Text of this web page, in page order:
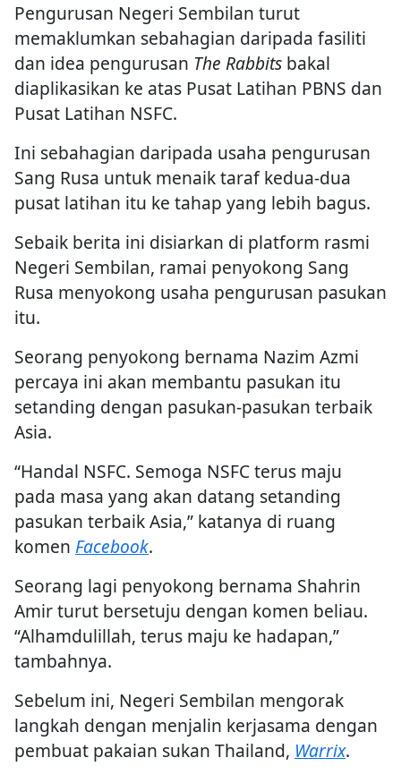
Pengurusan Negeri Sembilan turut
memaklumkan sebahagian daripada fasiliti
dan idea pengurusan The Rabbits bakal
diaplikasikan ke atas Pusat Latihan PBNS dan
Pusat Latihan NSFC.
Ini sebahagian daripada usaha pengurusan
Sang Rusa untuk menaik taraf kedua-dua
pusat latihan itu ke tahap yang lebih bagus.
Sebaik berita ini disiarkan di platform rasmi
Negeri Sembilan, ramai penyokong Sang
Rusa menyokong usaha pengurusan pasukan
itu.
Seorang penyokong bernama Nazim Azmi
percaya ini akan membantu pasukan itu
setanding dengan pasukan-pasukan terbaik
Asia.
“Handal NSFC. Semoga NSFC terus maju
pada masa yang akan datang setanding
pasukan terbaik Asia,” katanya di ruang
komen Facebook.
Seorang lagi penyokong bernama Shahrin
Amir turut bersetuju dengan komen beliau.
“Alhamdulillah, terus maju ke hadapan,”
tambahnya.
Sebelum ini, Negeri Sembilan mengorak
langkah dengan menjalin kerjasama dengan
pembuat pakaian sukan Thailand, Warrix.